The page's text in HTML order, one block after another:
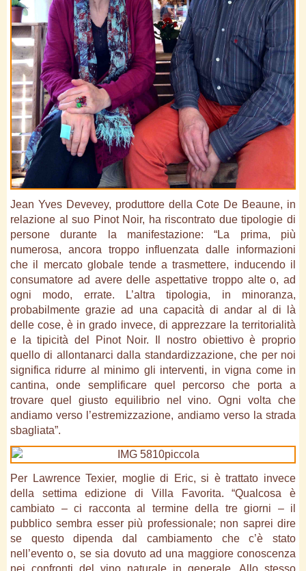
Jean Yves Devevey, produttore della Cote De Beaune, in
relazione al suo Pinot Noir, ha riscontrato due tipologie di
persone durante la manifestazione: “La prima, più
numerosa, ancora troppo influenzata dalle informazioni
che il mercato globale tende a trasmettere, inducendo il
consumatore ad avere delle aspettative troppo alte o, ad
ogni modo, errate. L’altra tipologia, in minoranza,
probabilmente grazie ad una capacità di andar al di là
delle cose, è in grado invece, di apprezzare la territorialità
e la tipicità del Pinot Noir. Il nostro obiettivo è proprio
quello di allontanarci dalla standardizzazione, che per noi
significa ridurre al minimo gli interventi, in vigna come in
cantina, onde semplificare quel percorso che porta a
trovare quel giusto equilibrio nel vino. Ogni volta che
andiamo verso l’estremizzazione, andiamo verso la strada
sbagliata”.
Per Lawrence Texier, moglie di Eric, si è trattato invece
della settima edizione di Villa Favorita. “Qualcosa è
cambiato – ci racconta al termine della tre giorni – il
pubblico sembra esser più professionale; non saprei dire
se questo dipenda dal cambiamento che c’è stato
nell’evento o, se sia dovuto ad una maggiore conoscenza